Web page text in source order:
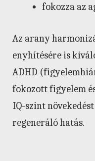
fokozza az
Az arany
enyhítésére is
ADHD
fokozott figyelem
IQ-szint
regeneráló hatás.